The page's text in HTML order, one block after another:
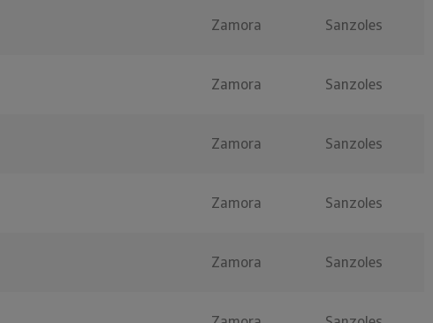
Zamora Sanzoles
Zamora Sanzoles
Zamora Sanzoles
Zamora Sanzoles
Zamora Sanzoles